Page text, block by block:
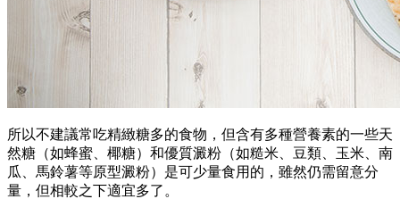
所以不建議常吃精緻糖多的食物，但含有多種營養素的一些天
然糖（如蜂蜜、椰糖）和優質澱粉（如糙米、豆類、玉米、南
瓜、馬鈴薯等原型澱粉）是可少量食用的，雖然仍需留意分
量，但相較之下適宜多了。